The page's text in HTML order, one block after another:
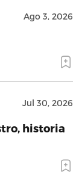
Ago 3, 2026
Jul 30, 2026
historia